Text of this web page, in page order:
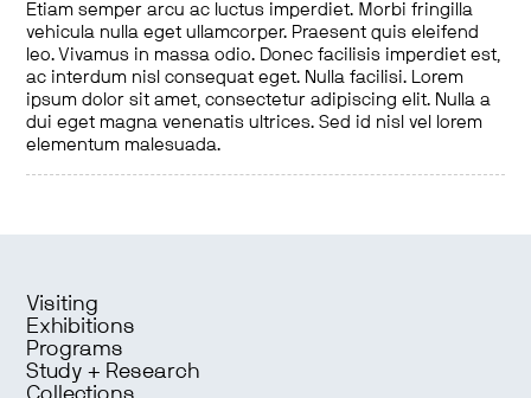
Etiam semper arcu ac luctus imperdiet. Morbi fringilla
vehicula nulla eget ullamcorper. Praesent quis eleifend
leo. Vivamus in massa odio. Donec facilisis imperdiet est,
ac interdum nisl consequat eget. Nulla facilisi. Lorem
ipsum dolor sit amet, consectetur adipiscing elit. Nulla a
dui eget magna venenatis ultrices. Sed id nisl vel lorem
elementum malesuada.
Visiting
Exhibitions
Programs
Study + Research